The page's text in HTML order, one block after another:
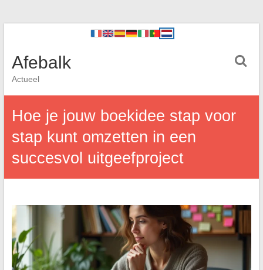
Afebalk
Actueel
Hoe je jouw boekidee stap voor
stap kunt omzetten in een
succesvol uitgeefproject